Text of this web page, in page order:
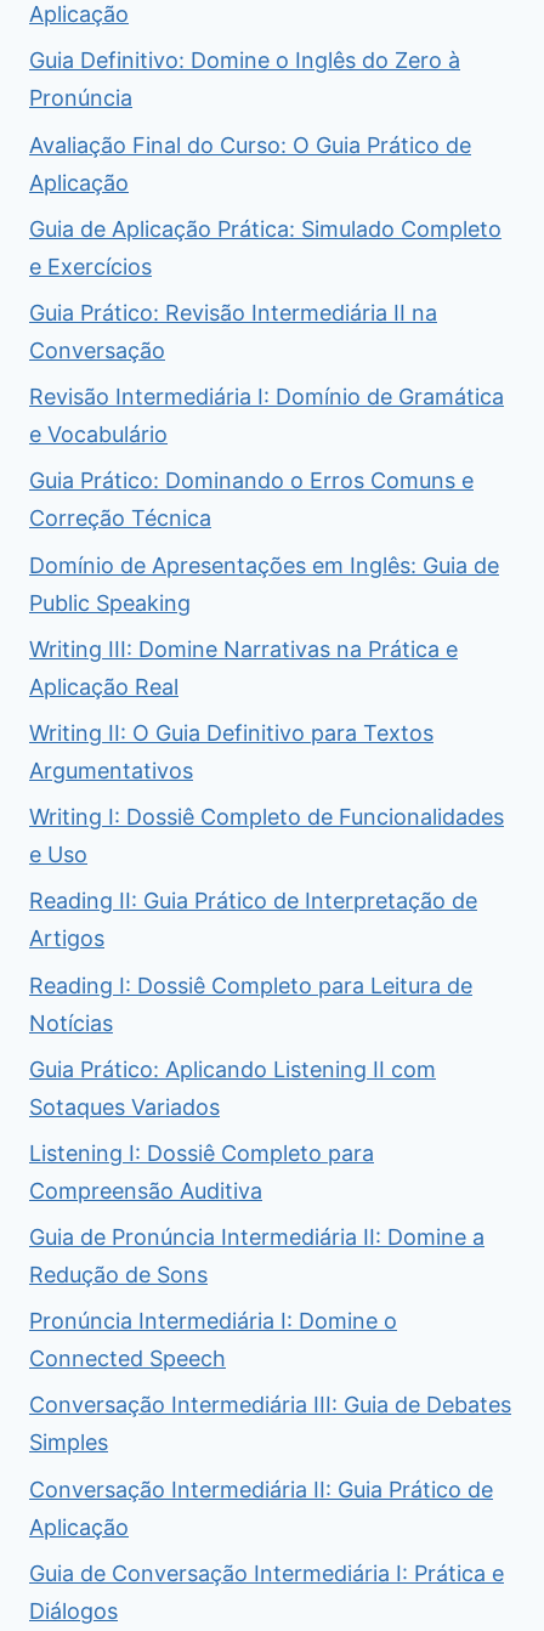
Aplicação
Guia Definitivo: Domine o Inglês do Zero à
Pronúncia
Avaliação Final do Curso: O Guia Prático de
Aplicação
Guia de Aplicação Prática: Simulado Completo
e Exercícios
Guia Prático: Revisão Intermediária II na
Conversação
Revisão Intermediária I: Domínio de Gramática
e Vocabulário
Guia Prático: Dominando o Erros Comuns e
Correção Técnica
Domínio de Apresentações em Inglês: Guia de
Public Speaking
Writing III: Domine Narrativas na Prática e
Aplicação Real
Writing II: O Guia Definitivo para Textos
Argumentativos
Writing I: Dossiê Completo de Funcionalidades
e Uso
Reading II: Guia Prático de Interpretação de
Artigos
Reading I: Dossiê Completo para Leitura de
Notícias
Guia Prático: Aplicando Listening II com
Sotaques Variados
Listening I: Dossiê Completo para
Compreensão Auditiva
Guia de Pronúncia Intermediária II: Domine a
Redução de Sons
Pronúncia Intermediária I: Domine o
Connected Speech
Conversação Intermediária III: Guia de Debates
Simples
Conversação Intermediária II: Guia Prático de
Aplicação
Guia de Conversação Intermediária I: Prática e
Diálogos